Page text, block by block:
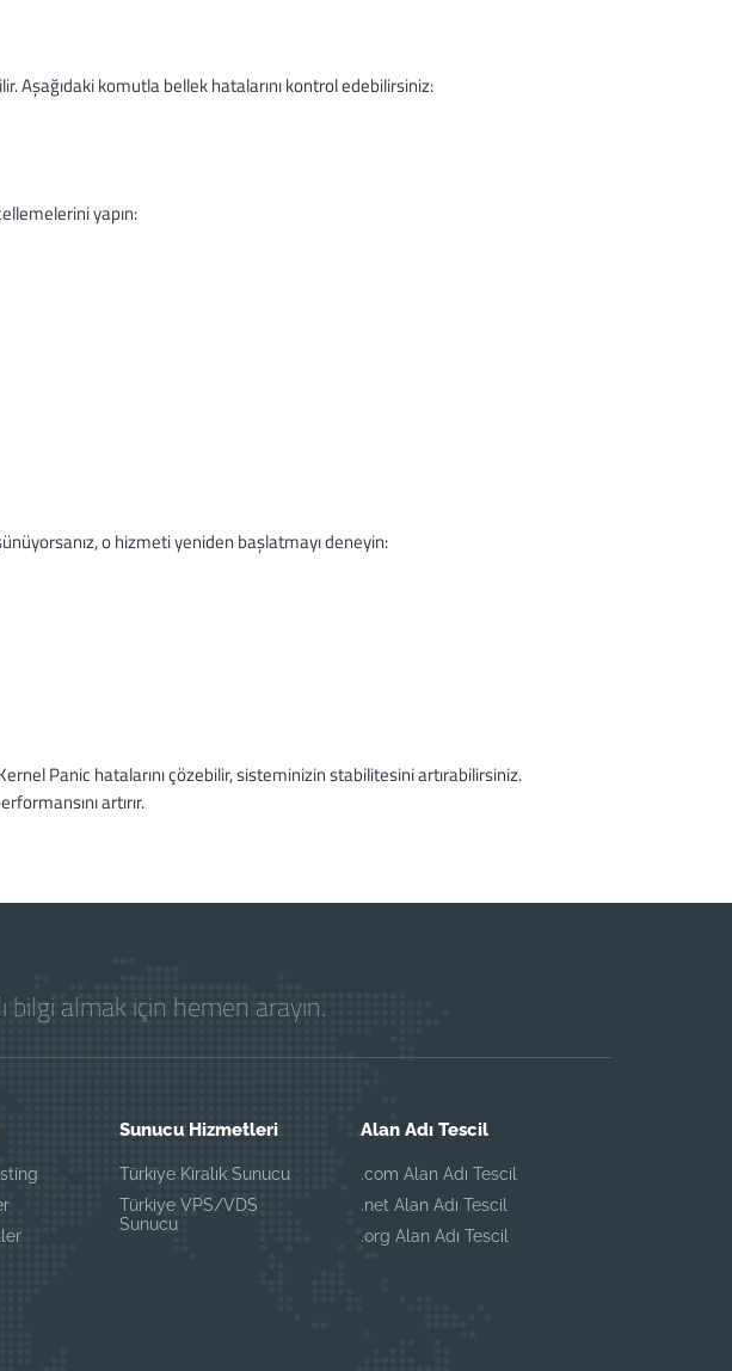
Aşağıdaki komutla bellek hatalarını kontrol edebilirsiniz:
yapın:
o hizmeti yeniden başlatmayı deneyin:
Panic hatalarını çözebilir, sisteminizin stabilitesini artırabilirsiniz.
artırır.
almak için hemen arayın.
Sunucu Hizmetleri
Türkiye Kiralık Sunucu
Türkiye VPS/VDS
Sunucu
Alan Adı Tescil
.com Alan Adı Tescil
.net Alan Adı Tescil
.org Alan Adı Tescil